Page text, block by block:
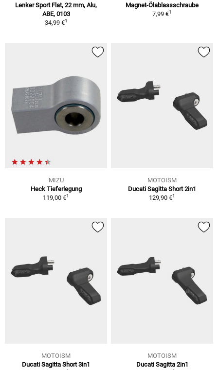
Lenker Sport Flat, 22 mm, Alu,
ABE, 0103
34,99 €1
Magnet-Ölablassschraube
7,99 €1
MIZU
Heck Tieferlegung
119,00 €1
MOTOISM
Ducati Sagitta Short 2in1
129,90 €1
MOTOISM
Ducati Sagitta Short 3in1
MOTOISM
Ducati Sagitta 2in1